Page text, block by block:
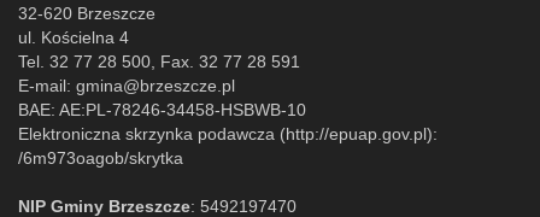
32-620 Brzeszcze
ul. Kościelna 4
Tel. 32 77 28 500, Fax. 32 77 28 591
E-mail: gmina@brzeszcze.pl
BAE: AE:PL-78246-34458-HSBWB-10
Elektroniczna skrzynka podawcza (http://epuap.gov.pl):
/6m973oagob/skrytka
NIP Gminy Brzeszcze: 5492197470